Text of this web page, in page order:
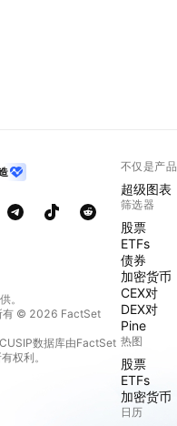
。
有 © 2026 FactSet
数据库由FactSet
权利。
不仅是产品
超级图表
筛选器
股票
ETFs
债券
加密货币
CEX对
DEX对
Pine
热图
股票
ETFs
加密货币
日历